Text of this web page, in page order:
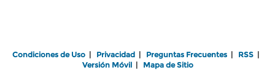
Condiciones de Uso | Privacidad | Preguntas Frecuentes | RSS |
Versión Móvil| Mapa de Sitio